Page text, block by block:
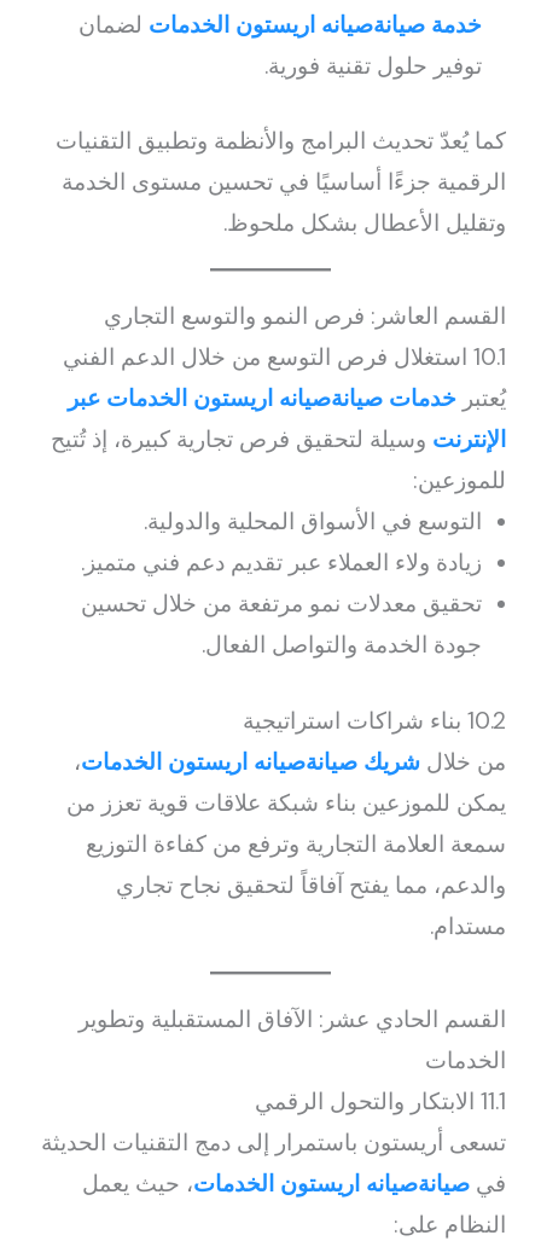
خدمة صيانةصيانه اريستون الخدمات لضمان
توفير حلول تقنية فورية.
كما يُعدّ تحديث البرامج والأنظمة وتطبيق التقنيات
الرقمية جزءًا أساسيًا في تحسين مستوى الخدمة
وتقليل الأعطال بشكل ملحوظ.
القسم العاشر: فرص النمو والتوسع التجاري
10.1 استغلال فرص التوسع من خلال الدعم الفني
يُعتبرخدمات صيانةصيانه اريستون الخدمات عبر
الإنترنت وسيلة لتحقيق فرص تجارية كبيرة، إذ تُتيح
للموزعين:
التوسع في الأسواق المحلية والدولية.
زيادة ولاء العملاء عبر تقديم دعم فني متميز.
تحقيق معدلات نمو مرتفعة من خلال تحسين
جودة الخدمة والتواصل الفعال.
10.2 بناء شراكات استراتيجية
من خلالشريك صيانةصيانه اريستون الخدمات،
يمكن للموزعين بناء شبكة علاقات قوية تعزز من
سمعة العلامة التجارية وترفع من كفاءة التوزيع
والدعم، مما يفتح آفاقاً لتحقيق نجاح تجاري
مستدام.
القسم الحادي عشر: الآفاق المستقبلية وتطوير
الخدمات
11.1 الابتكار والتحول الرقمي
تسعى أريستون باستمرار إلى دمج التقنيات الحديثة
فيصيانةصيانه اريستون الخدمات، حيث يعمل
النظام على: